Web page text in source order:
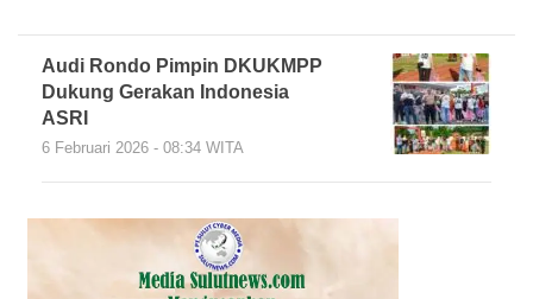
Audi Rondo Pimpin DKUKMPP
Dukung Gerakan Indonesia
ASRI
6 Februari 2026 - 08:34 WITA